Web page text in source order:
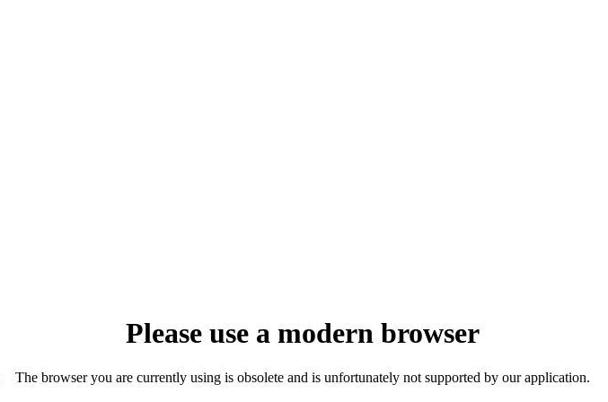
Please use a modern browser
The browser you are currently using is obsolete and is unfortunately not supported by our application.